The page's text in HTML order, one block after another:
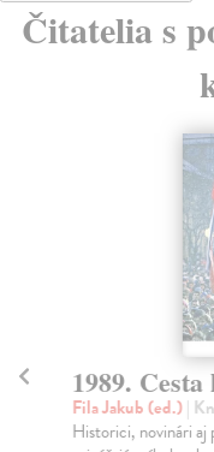
Čitatelia s
1989.
Fila Jakub (ed.)|
Historici, novinári aj